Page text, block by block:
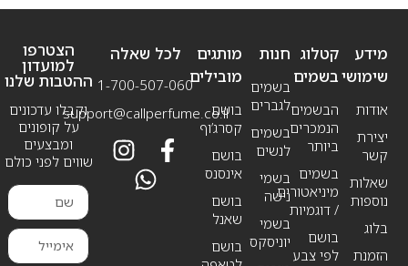
מידע
שימושי
אודות
יצירת
קשר
שאלות
נוספות
בלוג
הזמנת
חנות
בשמים
לגברים
בשמים
לנשים
בשמי
נישה
בשמי
יוניסקס
קטלוג
בשמים
הבשמים
הנמכרים
ביותר
בשמים
מיניאטורים
/ דוגמיות
בושם
לפי צבע
מותגים
מובילים
בושם
קסרג’וף
בושם
אינסנס
בושם
שאנל
בושם
לכל שאלה
1-700-507-060
support@callperfume.co.il
הצטרפו
למועדון
ההטבות שלנו
וקבלו עדכונים
על קופונים
ומבצעים
שווים לפני כולם